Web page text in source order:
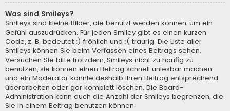
Was sind Smileys?
Smileys sind kleine Bilder, die benutzt werden können, um ein
Gefühl auszudrücken. Für jeden Smiley gibt es einen kurzen
Code, z. B. bedeutet :) fröhlich und :( traurig. Die Liste aller
Smileys können Sie beim Verfassen eines Beitrags sehen.
Versuchen Sie bitte trotzdem, Smileys nicht zu häufig zu
benutzen, sie können einen Beitrag schnell unlesbar machen
und ein Moderator könnte deshalb Ihren Beitrag entsprechend
überarbeiten oder gar komplett löschen. Die Board-
Administration kann auch die Anzahl der Smileys begrenzen, die
Sie in einem Beitrag benutzen können.